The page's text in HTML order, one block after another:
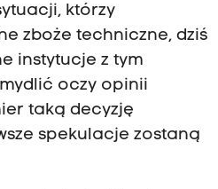
którzy
zboże techniczne, dziś
instytucje z tym
oczy opinii
taką decyzję
spekulacje zostaną